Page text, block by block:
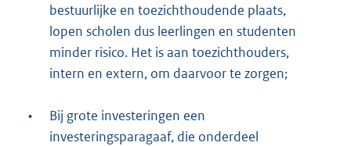
bestuurlijke en toezichthoudende plaats,
lopen scholen dus leerlingen en studenten
minder risico. Het is aan toezichthouders,
intern en extern, om daarvoor te zorgen;
•
Bij grote investeringen een
investeringsparagaaf, die onderdeel